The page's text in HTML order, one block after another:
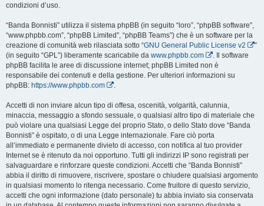
condizioni d’uso.
“Banda Bonnisti” utilizza il sistema phpBB (in seguito “loro”, “phpBB software”,
“www.phpbb.com”, “phpBB Limited”, “phpBB Teams”) che è un software per la
creazione di comunità web rilasciata sotto “GNU General Public License v2
”
(in seguito “GPL”) liberamente scaricabile da www.phpbb.com
. Il software
phpBB facilita le aree di discussione internet; phpBB Limited non è
responsabile dei contenuti e della gestione. Per ulteriori informazioni su
phpBB: https://www.phpbb.com .
Accetti di non inviare alcun tipo di offesa, oscenità, volgarità, calunnia,
minaccia, messaggio a sfondo sessuale, o qualsiasi altro tipo di materiale che
può violare una qualsiasi Legge del proprio Stato, o dello Stato dove “Banda
Bonnisti” è ospitato, o di una Legge internazionale. Fare ciò porta
all’immediato e permanente divieto di accesso, con notifica al tuo provider
Internet se è ritenuto da noi opportuno. Tutti gli indirizzi IP sono registrati per
salvaguardare e rinforzare queste condizioni. Accetti che “Banda Bonnisti”
abbia il diritto di rimuovere, riscrivere, spostare o chiudere qualsiasi argomento
in qualsiasi momento lo ritenga necessario. Come fruitore di questo servizio,
accetti che ogni informazione (dato personale) tu abbia inviato sia conservata